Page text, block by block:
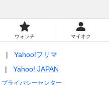
ウォッチ マイオク
Yahoo!フリマ
Yahoo! JAPAN
プライバシーセンター